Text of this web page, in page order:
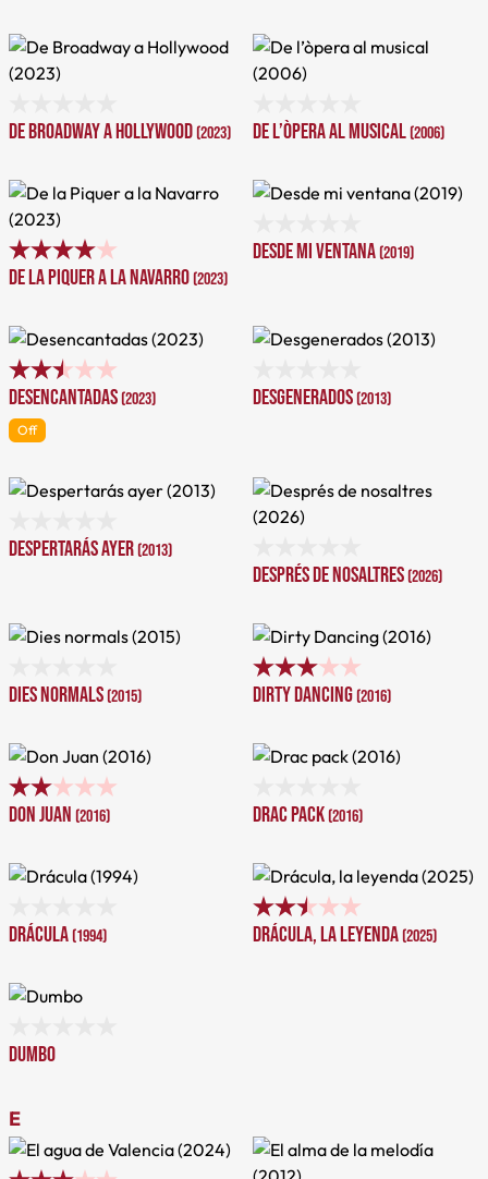
De Broadway a Hollywood(2023) De l’òpera al musical(2006)
De la Piquer a la Navarro(2023)
Desde mi ventana(2019)
Desencantadas(2023)
Off
Desgenerados(2013)
Despertarás ayer(2013)
Després de nosaltres(2026)
Dies normals(2015) Dirty Dancing(2016)
Don Juan (2016) Drac pack(2016)
Drácula(1994) Drácula, la leyenda(2025)
Dumbo
E